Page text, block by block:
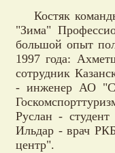
Костяк
"Зима"
большой опыт
1997 года:
сотрудник
- инженер АО
Руслан -
Ильдар - врач
центр".